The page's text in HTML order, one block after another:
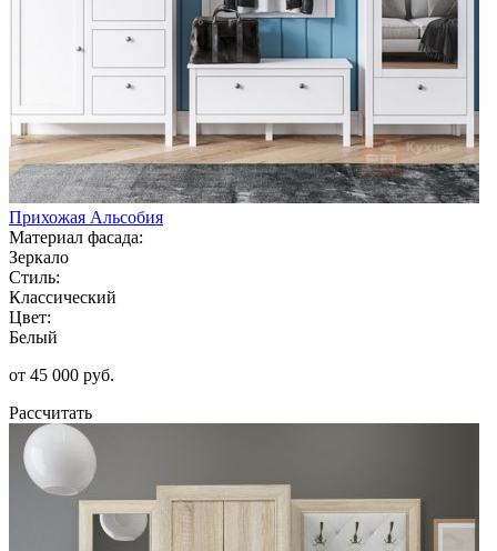
Прихожая Альсобия
Материал фасада:
Зеркало
Стиль:
Классический
Цвет:
Белый
от 45 000 руб.
Рассчитать